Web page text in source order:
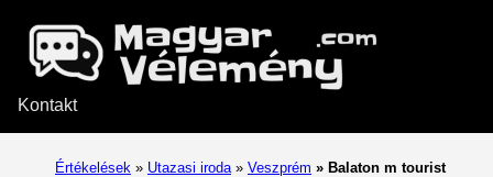
Kontakt
Értékelések » Utazasi iroda » Veszprém » Balaton m tourist